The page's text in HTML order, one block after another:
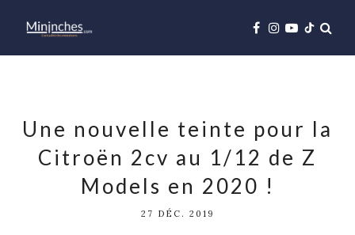
Une nouvelle teinte pour la
Citroën 2cv au 1/12 de Z
Models en 2020 !
27 DÉC. 2019